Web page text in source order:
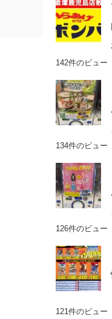
142件のビュー
134件のビュー
126件のビュー
121件のビュー